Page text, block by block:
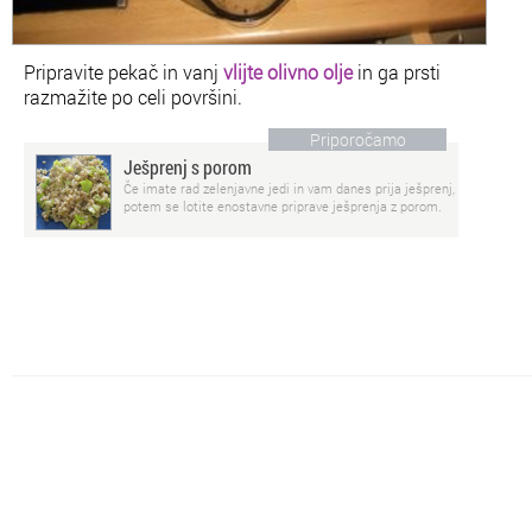
Pripravite pekač in vanj vlijte olivno oljein ga prsti
razmažite po celi površini.
Priporočamo
Ješprenj s porom
Če imate rad zelenjavne jedi in vam danes prija ješprenj,
potem se lotite enostavne priprave ješprenja z porom.